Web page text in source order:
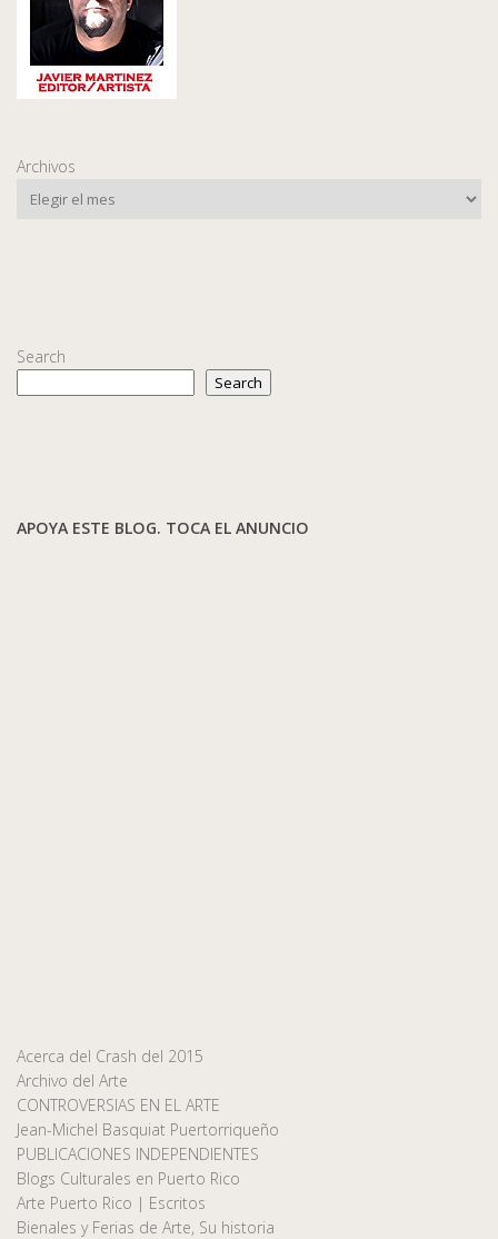
Archivos
Search
Search
APOYA ESTE BLOG. TOCA EL ANUNCIO
Acerca del Crash del 2015
Archivo del Arte
CONTROVERSIAS EN EL ARTE
Jean-Michel Basquiat Puertorriqueño
PUBLICACIONES INDEPENDIENTES
Blogs Culturales en Puerto Rico
Arte Puerto Rico | Escritos
Bienales y Ferias de Arte, Su historia